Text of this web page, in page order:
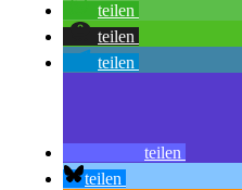
teilen
teilen
teilen
teilen
teilen